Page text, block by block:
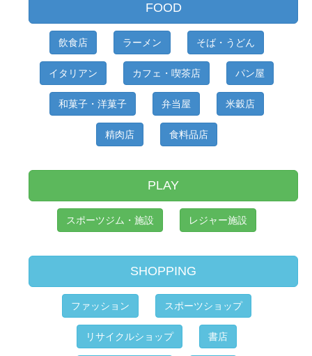
FOOD
飲食店 ラーメン そば・うどん
イタリアン カフェ・喫茶店 パン屋
和菓子・洋菓子 弁当屋 米穀店
精肉店 食料品店
PLAY
スポーツジム・施設 レジャー施設
SHOPPING
ファッション スポーツショップ
リサイクルショップ 書店